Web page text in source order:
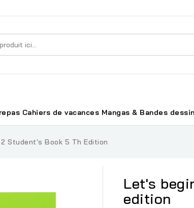
Cahiers de vacances Mangas & Bandes
Student's Book 5 Th Edition
Let's
edition